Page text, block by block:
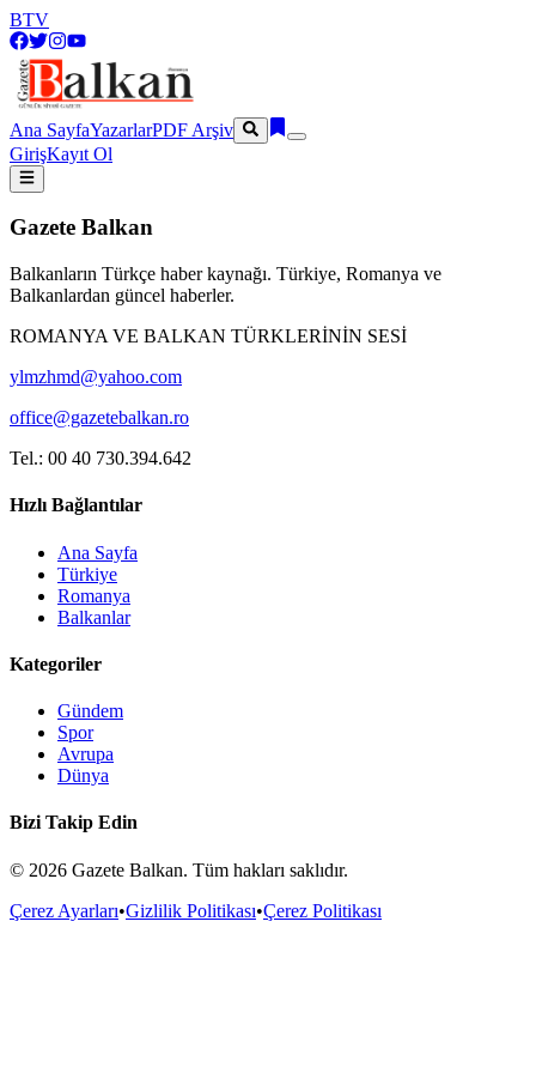
BTV
Ana SayfaYazarlarPDF Arşiv
GirişKayıt Ol
Gazete Balkan
Balkanların Türkçe haber kaynağı. Türkiye, Romanya ve
Balkanlardan güncel haberler.
ROMANYA VE BALKAN TÜRKLERİNİN SESİ
ylmzhmd@yahoo.com
office@gazetebalkan.ro
Tel.: 00 40 730.394.642
Hızlı Bağlantılar
Ana Sayfa
Türkiye
Romanya
Balkanlar
Kategoriler
Gündem
Spor
Avrupa
Dünya
Bizi Takip Edin
© 2026 Gazete Balkan. Tüm hakları saklıdır.
Çerez Ayarları•Gizlilik Politikası•Çerez Politikası